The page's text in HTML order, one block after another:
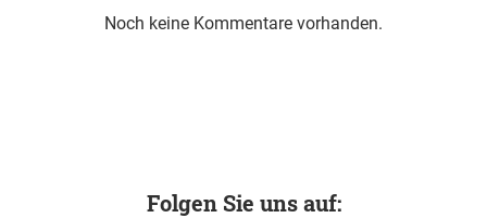
Noch keine Kommentare vorhanden.
Folgen Sie uns auf: